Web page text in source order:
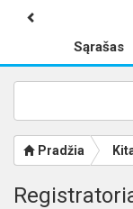
Sąrašas
Pradžia